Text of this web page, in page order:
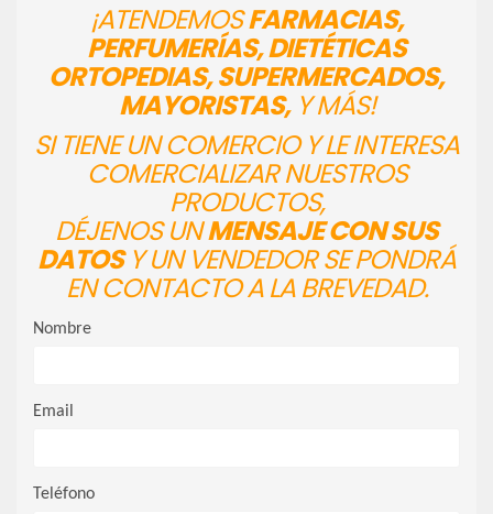
¡ATENDEMOSFARMACIAS,
PERFUMERÍAS, DIETÉTICAS
ORTOPEDIAS, SUPERMERCADOS,
MAYORISTAS,Y MÁS!
SI TIENE UN COMERCIO Y LE INTERESA
COMERCIALIZAR NUESTROS
PRODUCTOS,
DÉJENOS UNMENSAJE CON SUS
DATOSY UN VENDEDOR SE PONDRÁ
EN CONTACTO A LA BREVEDAD.
Nombre
Email
Teléfono